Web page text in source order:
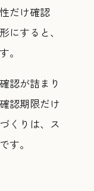
だけ確認
にすると、
。
認が詰まり
認期限だけ
くりは、ス
す。